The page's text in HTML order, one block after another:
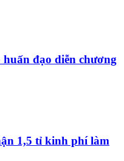
đạo diễn chương
1,5 tỉ kinh phí làm